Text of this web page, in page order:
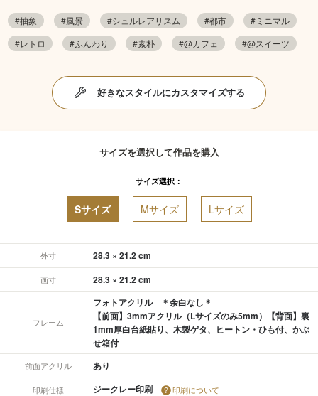
#抽象 #風景 #シュルレアリスム #都市
#ミニマル
#レトロ
#ふんわり #素朴 #@カフェ #@スイーツ
好きなスタイルにカスタマイズする
サイズを選択して作品を購入
サイズ選択：
Sサイズ Mサイズ Lサイズ
外寸 28.3 × 21.2 cm
画寸 28.3 × 21.2 cm
フレーム
フォトアクリル ＊余白なし＊
【前面】3mmアクリル（Lサイズのみ5mm）【背面】裏
1mm厚白台紙貼り、木製ゲタ、ヒートン・ひも付、かぶ
せ箱付
前面アクリル あり
印刷仕様 ジークレー印刷 印刷について